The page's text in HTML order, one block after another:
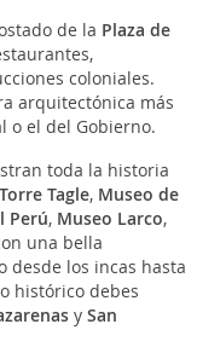
de la Plaza de
coloniales.
arquitectónica más
o el del Gobierno.
toda la historia
Tagle, Museo de
Perú, Museo Larco,
una bella
los incas hasta
histórico debes
y San